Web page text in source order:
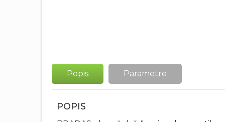
Popis Parametre
POPIS